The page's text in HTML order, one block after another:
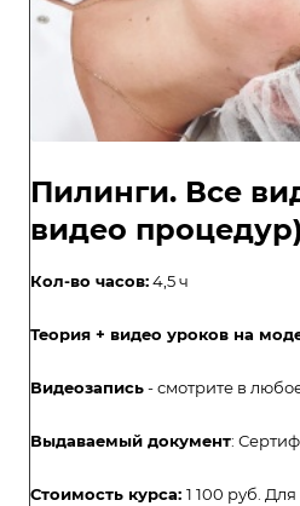
Пилинги. Все
видео процедур)
Кол-во часов:4,5 ч
Теория + видео уроков на
Видеозапись- смотрите в
Выдаваемый документ:
Стоимость курса: 1 100 руб.